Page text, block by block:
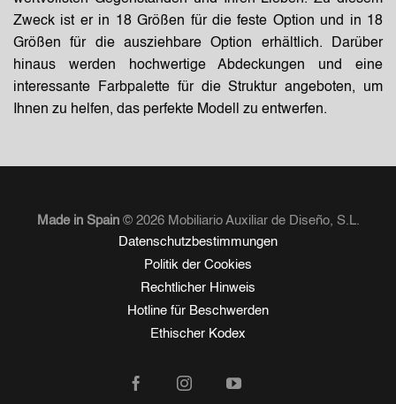
Zweck ist er in 18 Größen für die feste Option und in 18
Größen für die ausziehbare Option erhältlich. Darüber
hinaus werden hochwertige Abdeckungen und eine
interessante Farbpalette für die Struktur angeboten, um
Ihnen zu helfen, das perfekte Modell zu entwerfen.
Made in Spain © 2026 Mobiliario Auxiliar de Diseño, S.L.
Datenschutzbestimmungen
Politik der Cookies
Rechtlicher Hinweis
Hotline für Beschwerden
Ethischer Kodex